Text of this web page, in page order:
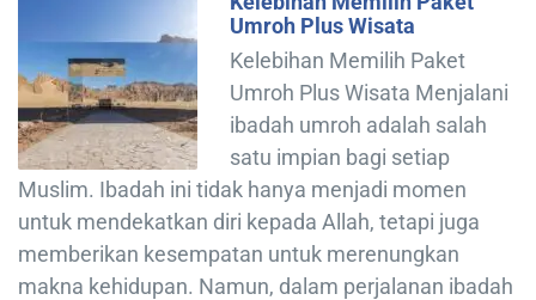
Umroh Plus Wisata
Kelebihan Memilih Paket
Umroh Plus Wisata Menjalani
ibadah umroh adalah salah
satu impian bagi setiap
Muslim. Ibadah ini tidak hanya menjadi momen
untuk mendekatkan diri kepada Allah, tetapi juga
memberikan kesempatan untuk merenungkan
makna kehidupan. Namun, dalam perjalanan ibadah